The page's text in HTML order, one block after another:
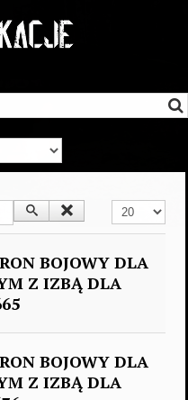
Pokaż #
BOJOWY DLA
Z IZBĄ DLA
BOJOWY DLA
Z IZBĄ DLA